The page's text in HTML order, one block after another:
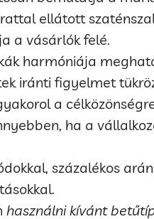
ellátott
a vásárlók felé.
harmóniája
iránti figyelmet
a
ha a
százalékos
használni kívánt